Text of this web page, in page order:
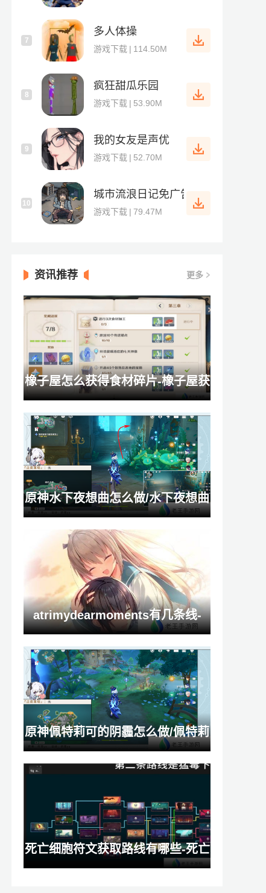
种生活习惯？
7
多人体操
游戏下载 | 114.50M
8
疯狂甜瓜乐园
游戏下载 | 53.90M
9
我的女友是声优
游戏下载 | 52.70M
10
城市流浪日记免广告
游戏下载 | 79.47M
资讯推荐 更多
橡子屋怎么获得食材碎片-橡子屋获
得食材方式
原神水下夜想曲怎么做/水下夜想曲
任务怎么完成
atrimydearmoments有几条线-
atrimydearmoments剧情梳理
原神佩特莉可的阴霾怎么做/佩特莉
可的阴霾任务怎么完成
死亡细胞符文获取路线有哪些-死亡